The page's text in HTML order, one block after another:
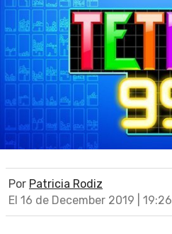
Por Patricia Rodiz
El 16 de December 2019 | 19:26